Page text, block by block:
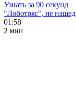
Узнать за 90 секунд
"Лоботряс", не
01:58
2 мин